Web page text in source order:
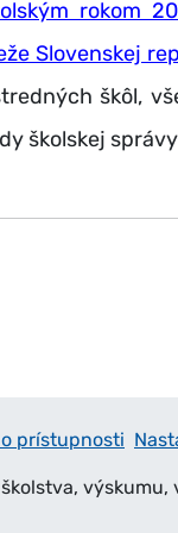
rokom
Slovenskej
škôl,
školskej
prístupnosti
výskumu,